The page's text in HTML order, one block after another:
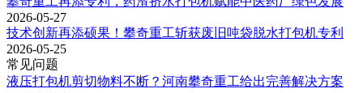
2026-05-27
技术创新再添硕果！攀奇重工斩获废旧吨袋脱水打包机专利
2026-05-25
常见问题
液压打包机剪切物料不断？河南攀奇重工给出完善解决方案